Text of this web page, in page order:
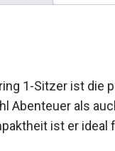
1-Sitzer ist die
Abenteuer als
ist er ideal